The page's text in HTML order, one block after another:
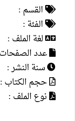
القسم :
الفئة :
لغة الملف :
عدد
سنة النشر :
حجم الكتاب :
نوع الملف :